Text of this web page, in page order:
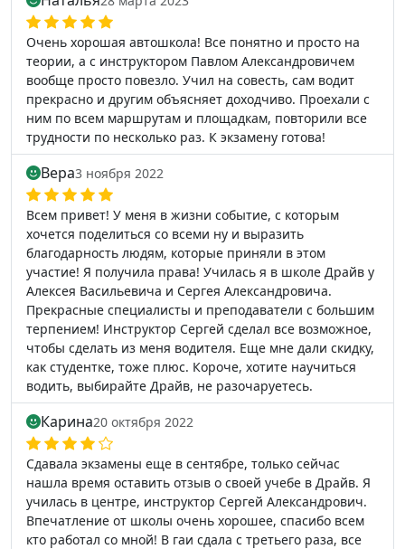
Очень хорошая автошкола! Все понятно и просто на
теории, а с инструктором Павлом Александровичем
вообще просто повезло. Учил на совесть, сам водит
прекрасно и другим объясняет доходчиво. Проехали с
ним по всем маршрутам и площадкам, повторили все
трудности по несколько раз. К экзамену готова!
Вера3 ноября 2022
Всем привет! У меня в жизни событие, с которым
хочется поделиться со всеми ну и выразить
благодарность людям, которые приняли в этом
участие! Я получила права! Училась я в школе Драйв у
Алексея Васильевича и Сергея Александровича.
Прекрасные специалисты и преподаватели с большим
терпением! Инструктор Сергей сделал все возможное,
чтобы сделать из меня водителя. Еще мне дали скидку,
как студентке, тоже плюс. Короче, хотите научиться
водить, выбирайте Драйв, не разочаруетесь.
Карина20 октября 2022
Сдавала экзамены еще в сентябре, только сейчас
нашла время оставить отзыв о своей учебе в Драйв. Я
училась в центре, инструктор Сергей Александрович.
Впечатление от школы очень хорошее, спасибо всем
кто работал со мной! В гаи сдала с третьего раза, все